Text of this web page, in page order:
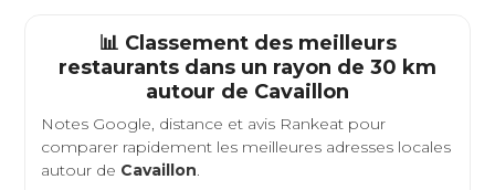
📊 Classement des meilleurs
restaurants dans un rayon de 30 km
autour de Cavaillon
Notes Google, distance et avis Rankeat pour
comparer rapidement les meilleures adresses locales
autour de Cavaillon.